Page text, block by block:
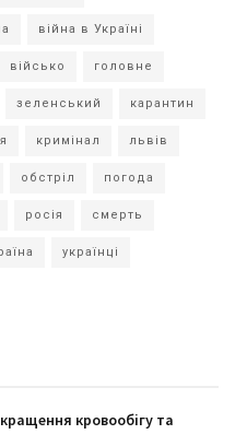
війна в Україні
військо головне
зеленський карантин
кримінал львів
обстріл погода
росія смерть
українці
кровообігу та